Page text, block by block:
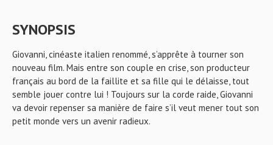
SYNOPSIS
Giovanni, cinéaste italien renommé, s’apprête à tourner son
nouveau film. Mais entre son couple en crise, son producteur
français au bord de la faillite et sa fille qui le délaisse, tout
semble jouer contre lui ! Toujours sur la corde raide, Giovanni
va devoir repenser sa manière de faire s’il veut mener tout son
petit monde vers un avenir radieux.